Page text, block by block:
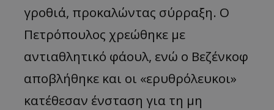
γροθιά, προκαλώντας σύρραξη. Ο
Πετρόπουλος χρεώθηκε με
αντιαθλητικό φάουλ, ενώ ο Βεζένκοφ
αποβλήθηκε και οι «ερυθρόλευκοι»
κατέθεσαν ένσταση για τη μη